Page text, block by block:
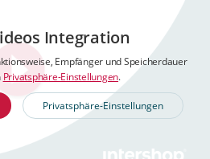
Integration
Empfänger und Speicherdauer
Privatsphäre-Einstellungen.
Privatsphäre-Einstellungen